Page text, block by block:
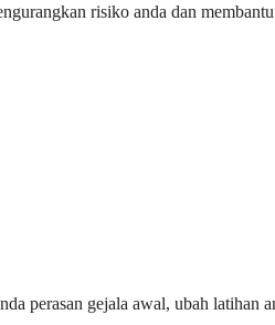
risiko anda dan
perasan gejala awal, ubah latihan